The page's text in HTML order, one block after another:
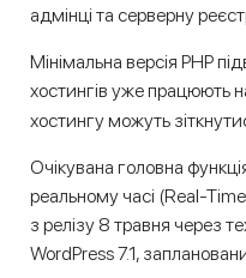
адмінці та серверну
Мінімальна версія PHP
хостингів уже працюють
хостингу можуть
Очікувана головна
реальному часі (Real-
з релізу 8 травня через
WordPress 7.1,